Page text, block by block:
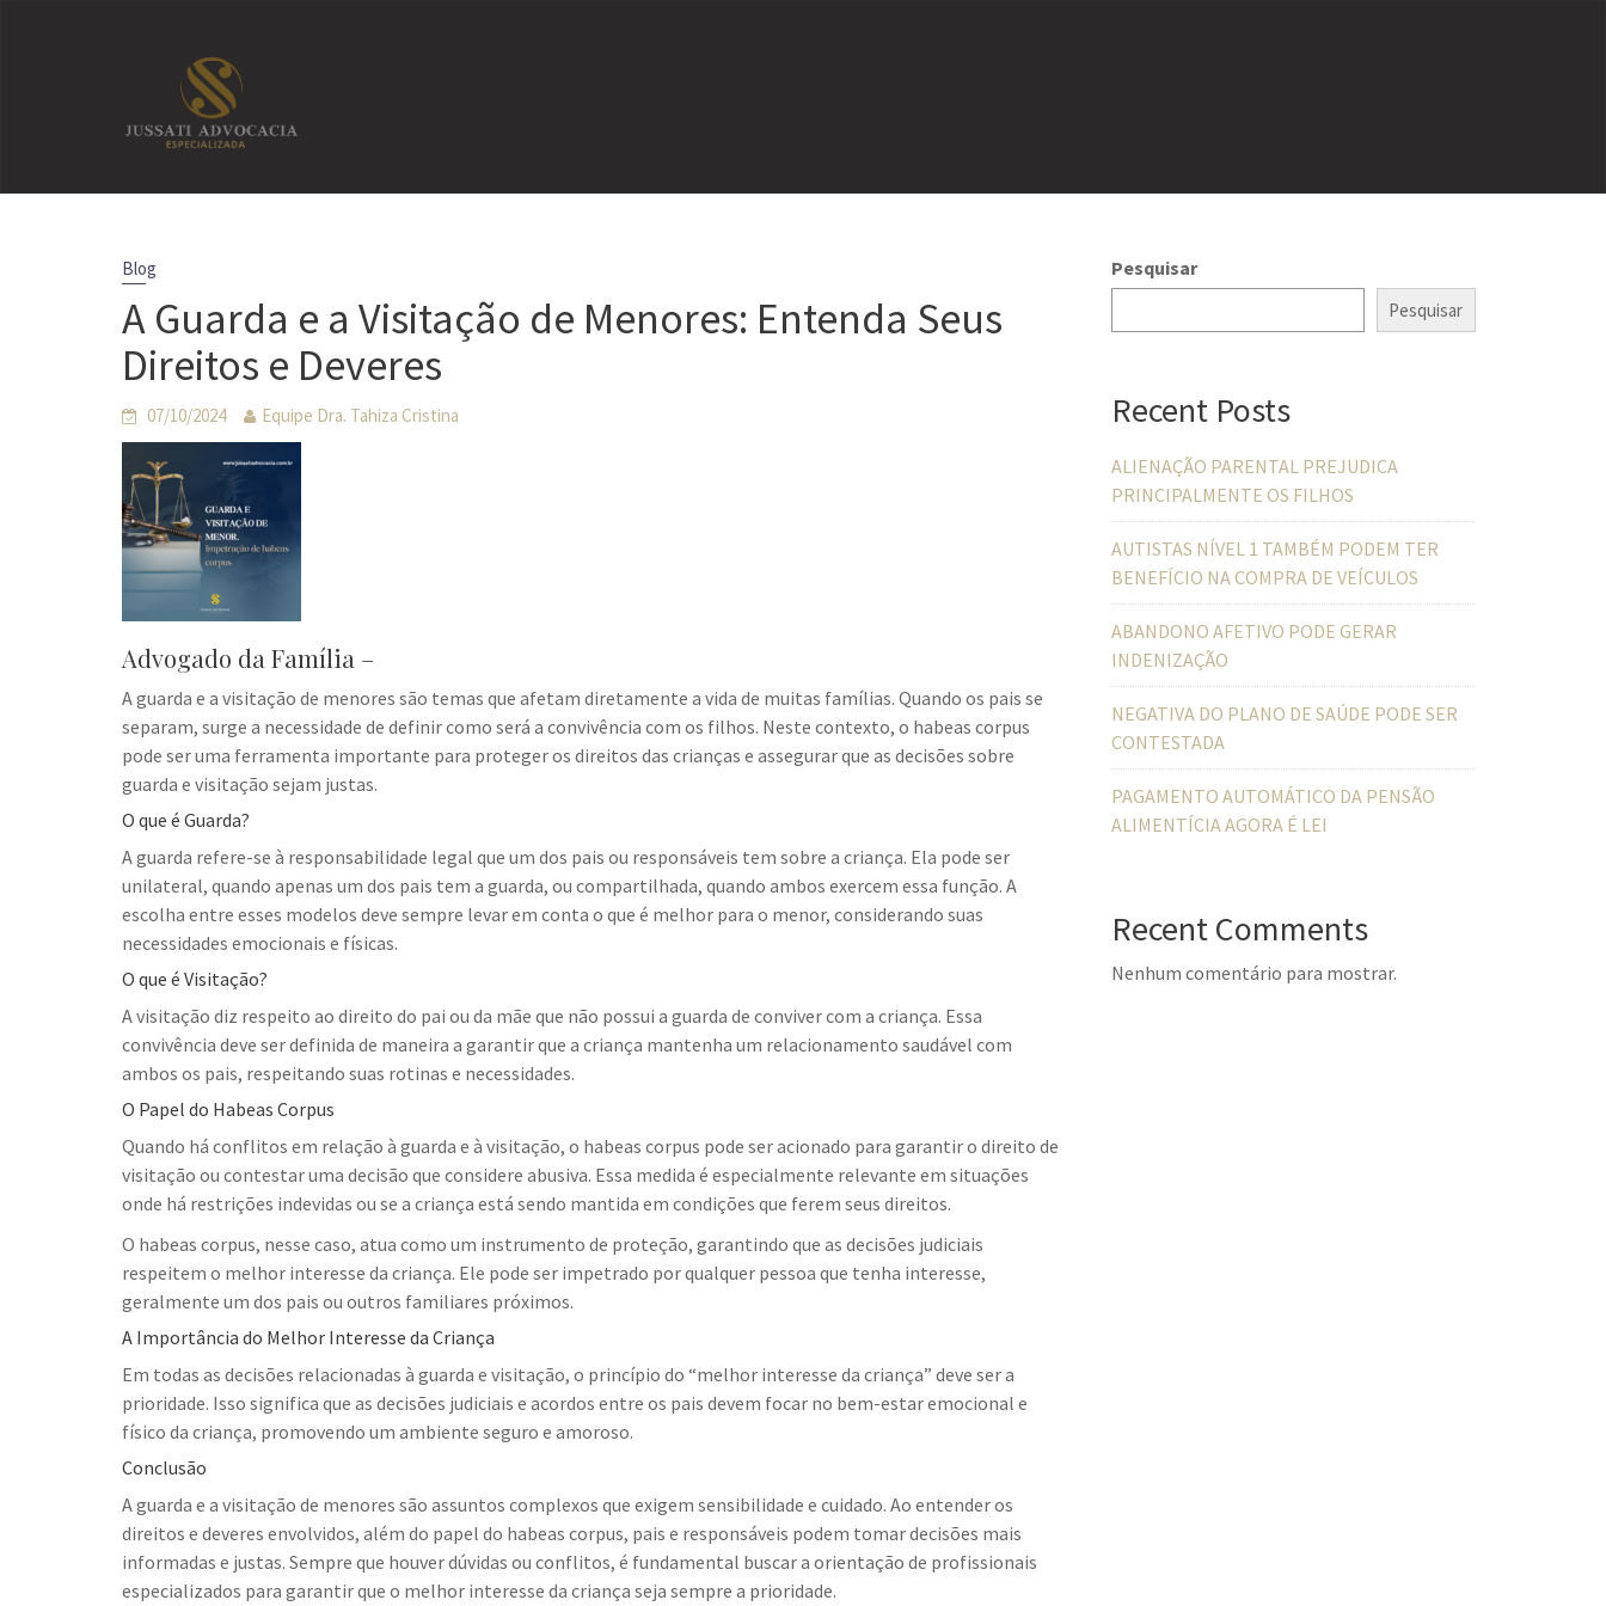
Blog
A Guarda e a Visitação de Menores: Entenda Seus
Direitos e Deveres
07/10/2024 Equipe Dra. Tahiza Cristina
Advogado da Família –
A guarda e a visitação de menores são temas que afetam diretamente a vida de muitas famílias. Quando os pais se
separam, surge a necessidade de definir como será a convivência com os filhos. Neste contexto, o habeas corpus
pode ser uma ferramenta importante para proteger os direitos das crianças e assegurar que as decisões sobre
guarda e visitação sejam justas.
O que é Guarda?
A guarda refere-se à responsabilidade legal que um dos pais ou responsáveis tem sobre a criança. Ela pode ser
unilateral, quando apenas um dos pais tem a guarda, ou compartilhada, quando ambos exercem essa função. A
escolha entre esses modelos deve sempre levar em conta o que é melhor para o menor, considerando suas
necessidades emocionais e físicas.
O que é Visitação?
A visitação diz respeito ao direito do pai ou da mãe que não possui a guarda de conviver com a criança. Essa
convivência deve ser definida de maneira a garantir que a criança mantenha um relacionamento saudável com
ambos os pais, respeitando suas rotinas e necessidades.
O Papel do Habeas Corpus
Quando há conflitos em relação à guarda e à visitação, o habeas corpus pode ser acionado para garantir o direito de
visitação ou contestar uma decisão que considere abusiva. Essa medida é especialmente relevante em situações
onde há restrições indevidas ou se a criança está sendo mantida em condições que ferem seus direitos.
O habeas corpus, nesse caso, atua como um instrumento de proteção, garantindo que as decisões judiciais
respeitem o melhor interesse da criança. Ele pode ser impetrado por qualquer pessoa que tenha interesse,
geralmente um dos pais ou outros familiares próximos.
A Importância do Melhor Interesse da Criança
Em todas as decisões relacionadas à guarda e visitação, o princípio do “melhor interesse da criança” deve ser a
prioridade. Isso significa que as decisões judiciais e acordos entre os pais devem focar no bem-estar emocional e
físico da criança, promovendo um ambiente seguro e amoroso.
Conclusão
A guarda e a visitação de menores são assuntos complexos que exigem sensibilidade e cuidado. Ao entender os
direitos e deveres envolvidos, além do papel do habeas corpus, pais e responsáveis podem tomar decisões mais
informadas e justas. Sempre que houver dúvidas ou conflitos, é fundamental buscar a orientação de profissionais
especializados para garantir que o melhor interesse da criança seja sempre a prioridade.
Pesquisar
Pesquisar
Recent Posts
ALIENAÇÃO PARENTAL PREJUDICA
PRINCIPALMENTE OS FILHOS
AUTISTAS NÍVEL 1 TAMBÉM PODEM TER
BENEFÍCIO NA COMPRA DE VEÍCULOS
ABANDONO AFETIVO PODE GERAR
INDENIZAÇÃO
NEGATIVA DO PLANO DE SAÚDE PODE SER
CONTESTADA
PAGAMENTO AUTOMÁTICO DA PENSÃO
ALIMENTÍCIA AGORA É LEI
Recent Comments
Nenhum comentário para mostrar.